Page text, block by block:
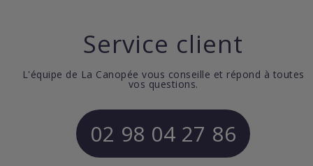
Service client
L'équipe de La Canopée vous conseille et répond à toutes
vos questions.
02 98 04 27 86